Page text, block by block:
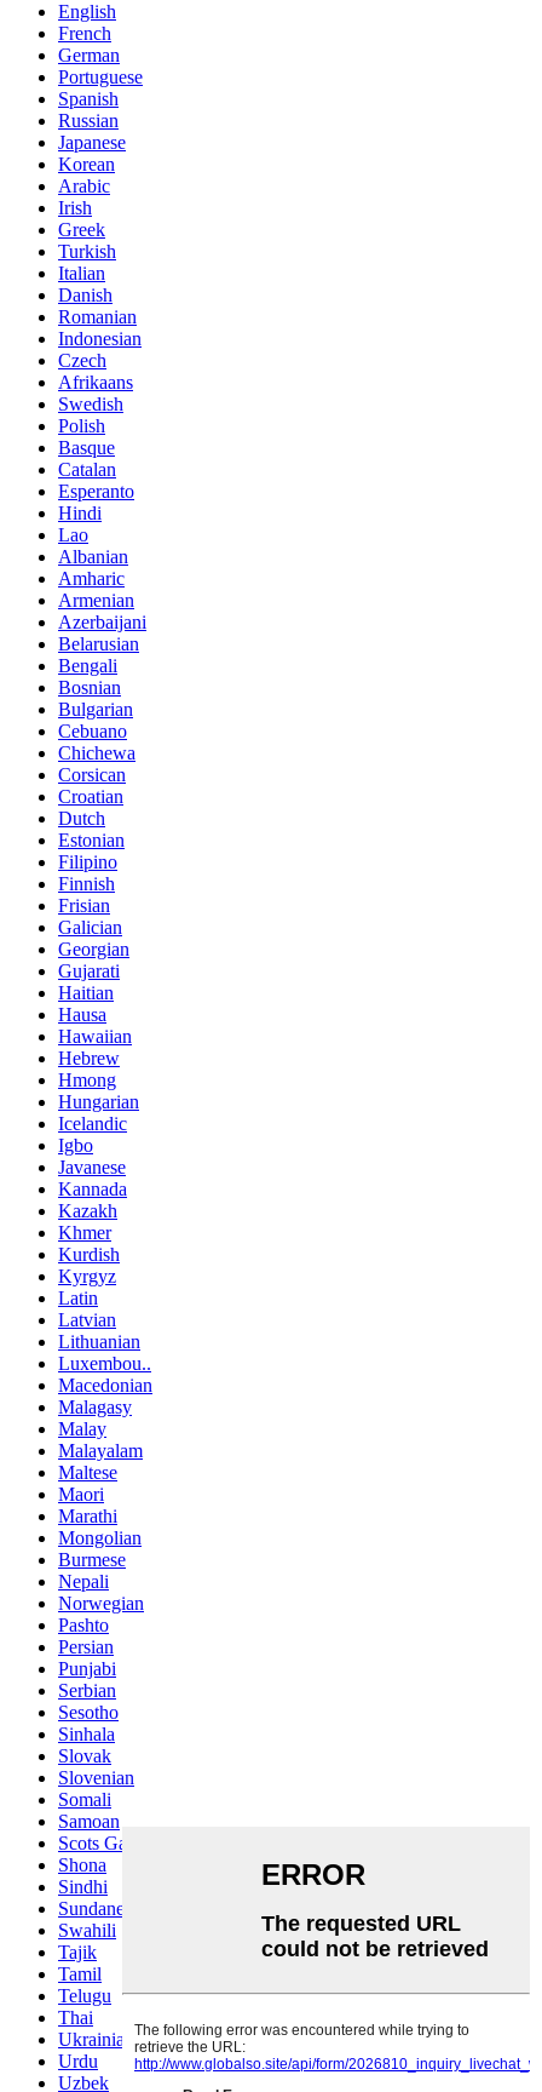
English
French
German
Portuguese
Spanish
Russian
Japanese
Korean
Arabic
Irish
Greek
Turkish
Italian
Danish
Romanian
Indonesian
Czech
Afrikaans
Swedish
Polish
Basque
Catalan
Esperanto
Hindi
Lao
Albanian
Amharic
Armenian
Azerbaijani
Belarusian
Bengali
Bosnian
Bulgarian
Cebuano
Chichewa
Corsican
Croatian
Dutch
Estonian
Filipino
Finnish
Frisian
Galician
Georgian
Gujarati
Haitian
Hausa
Hawaiian
Hebrew
Hmong
Hungarian
Icelandic
Igbo
Javanese
Kannada
Kazakh
Khmer
Kurdish
Kyrgyz
Latin
Latvian
Lithuanian
Luxembou..
Macedonian
Malagasy
Malay
Malayalam
Maltese
Maori
Marathi
Mongolian
Burmese
Nepali
Norwegian
Pashto
Persian
Punjabi
Serbian
Sesotho
Sinhala
Slovak
Slovenian
Somali
Samoan
Scots Gaelic
Shona
Sindhi
Sundanese
Swahili
Tajik
Tamil
Telugu
Thai
Ukrainian
Urdu
Uzbek